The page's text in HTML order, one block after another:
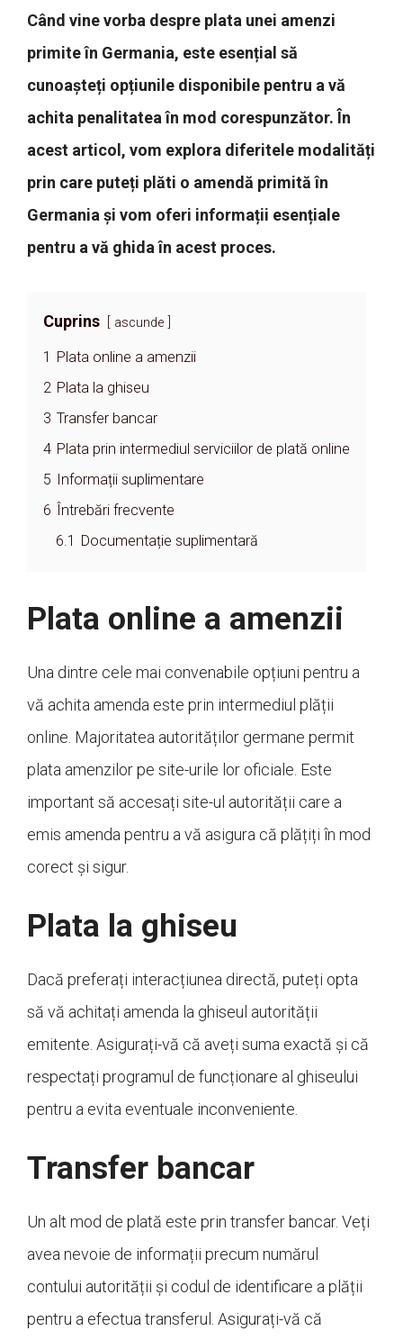
Când vine vorba despre plata unei amenzi
primite în Germania, este esențial să
cunoașteți opțiunile disponibile pentru a vă
achita penalitatea în mod corespunzător. În
acest articol, vom explora diferitele modalități
prin care puteți plăti o amendă primită în
Germania și vom oferi informații esențiale
pentru a vă ghida în acest proces.
Cuprins ascunde
1
Plata online a amenzii
2 Plata la ghiseu
3 Transfer bancar
4 Plata prin intermediul serviciilor de plată online
5
Informații suplimentare
6
Întrebări frecvente
6.1
Documentație suplimentară
Plata online a amenzii
Una dintre cele mai convenabile opțiuni pentru a
vă achita amenda este prin intermediul plății
online. Majoritatea autorităților germane permit
plata amenzilor pe site-urile lor oficiale. Este
important să accesați site-ul autorității care a
emis amenda pentru a vă asigura că plățiți în mod
corect și sigur.
Plata la ghiseu
Dacă preferați interacțiunea directă, puteți opta
să vă achitați amenda la ghiseul autorității
emitente. Asigurați-vă că aveți suma exactă și că
respectați programul de funcționare al ghiseului
pentru a evita eventuale inconveniente.
Transfer bancar
Un alt mod de plată este prin transfer bancar. Veți
avea nevoie de informații precum numărul
contului autorității și codul de identificare a plății
pentru a efectua transferul. Asigurați-vă că